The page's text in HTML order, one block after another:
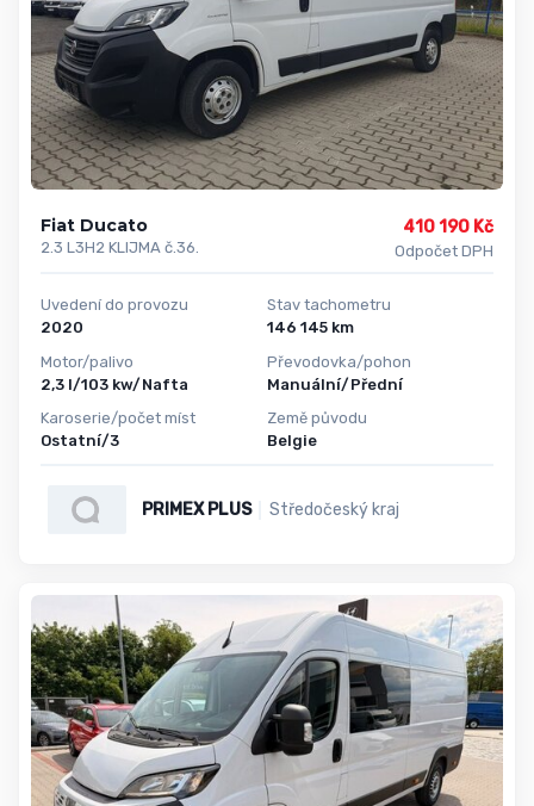
Fiat Ducato
2.3 L3H2 KLIJMA č.36.
410 190 Kč
Odpočet DPH
Uvedení do provozu
2020
Motor/palivo
2,3 l/103 kw/Nafta
Karoserie/počet míst
Ostatní/3
Stav tachometru
146 145 km
Převodovka/pohon
Manuální/Přední
Země původu
Belgie
PRIMEX PLUS Středočeský kraj